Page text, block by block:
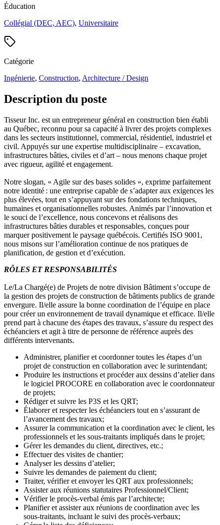
Éducation
Collégial (DEC, AEC), Universitaire
Catégorie
Ingénierie, Construction, Architecture / Design
Description du poste
Tisseur Inc. est un entrepreneur général en construction bien établi
au Québec, reconnu pour sa capacité à livrer des projets complexes
dans les secteurs institutionnel, commercial, résidentiel, industriel et
civil. Appuyés sur une expertise multidisciplinaire – excavation,
infrastructures bâties, civiles et d’art – nous menons chaque projet
avec rigueur, agilité et engagement.
Notre slogan, « Agile sur des bases solides », exprime parfaitement
notre identité : une entreprise capable de s’adapter aux exigences les
plus élevées, tout en s’appuyant sur des fondations techniques,
humaines et organisationnelles robustes. Animés par l’innovation et
le souci de l’excellence, nous concevons et réalisons des
infrastructures bâties durables et responsables, conçues pour
marquer positivement le paysage québécois. Certifiés ISO 9001,
nous misons sur l’amélioration continue de nos pratiques de
planification, de gestion et d’exécution.
RÔLES ET RESPONSABILITÉS
Le/La Chargé(e) de Projets de notre division Bâtiment s’occupe de
la gestion des projets de construction de bâtiments publics de grande
envergure. Il/elle assure la bonne coordination de l’équipe en place
pour créer un environnement de travail dynamique et efficace. Il/elle
prend part à chacune des étapes des travaux, s’assure du respect des
échéanciers et agit à titre de personne de référence auprès des
différents intervenants.
Administrer, planifier et coordonner toutes les étapes d’un
projet de construction en collaboration avec le surintendant;
Produire les instructions et procéder aux dessins d’atelier dans
le logiciel PROCORE en collaboration avec le coordonnateur
de projets;
Rédiger et suivre les P3S et les QRT;
Élaborer et respecter les échéanciers tout en s’assurant de
l’avancement des travaux;
Assurer la communication et la coordination avec le client, les
professionnels et les sous-traitants impliqués dans le projet;
Gérer les demandes du client, directives, etc.;
Effectuer des visites de chantier;
Analyser les dessins d’atelier;
Suivre les demandes de paiement du client;
Traiter, vérifier et envoyer les QRT aux professionnels;
Assister aux réunions statutaires Professionnel/Client;
Vérifier le procès-verbal émis par l’architecte;
Planifier et assister aux réunions de coordination avec les
sous-traitants, incluant le suivi des procès-verbaux;